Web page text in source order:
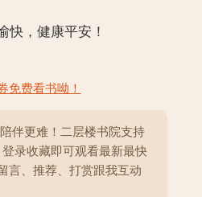
，健康平安！
免费看书呦！
伴更难！二层楼书院支持
录收藏即可观看最新最快
言、推荐、打赏跟我互动